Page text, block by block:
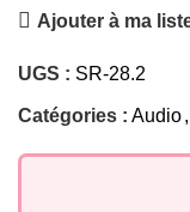
Ajouter à ma
UGS : SR-28.2
Catégories : Audio,